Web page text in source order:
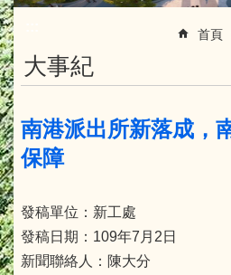
首頁
大事紀
南港派出所新落成，
保障
發稿單位：新工處
發稿日期：109年7月2日
新聞聯絡人：陳大分